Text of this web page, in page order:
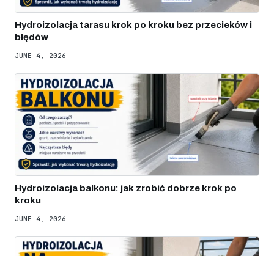
Hydroizolacja tarasu krok po kroku bez przecieków i
błędów
JUNE 4, 2026
Hydroizolacja balkonu: jak zrobić dobrze krok po
kroku
JUNE 4, 2026